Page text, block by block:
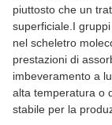
piuttosto che un
superficiale.I
nel scheletro
prestazioni di
imbeveramento a
alta temperatura o
stabile per la